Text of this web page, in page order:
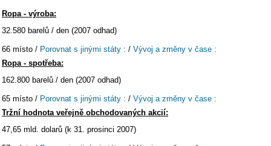
Ropa - výroba:
32.580 barelů / den (2007 odhad)
66 místo / Porovnat s jinými státy : / Vývoj a změny v čase :
Ropa - spotřeba:
162.800 barelů / den (2007 odhad)
65 místo / Porovnat s jinými státy : / Vývoj a změny v čase :
Tržní hodnota veřejně obchodovaných akcií:
47,65 mld. dolarů (k 31. prosinci 2007)